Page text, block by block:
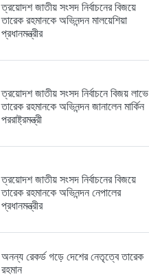
ত্রয়োদশ জাতীয় সংসদ নির্বাচনের বিজয়ে
তারেক রহমানকে অভিনন্দন মালয়েশিয়া
প্রধানমন্ত্রীর
ত্রয়োদশ জাতীয় সংসদ নির্বাচনে বিজয় লাভে
তারেক রহমানকে অভিনন্দন জানালেন মার্কিন
পররাষ্ট্রমন্ত্রী
ত্রয়োদশ জাতীয় সংসদ নির্বাচনের বিজয়ে
তারেক রহমানকে অভিনন্দন নেপালের
প্রধানমন্ত্রীর
অনন্য রেকর্ড গড়ে দেশের নেতৃত্বে তারেক
রহমান